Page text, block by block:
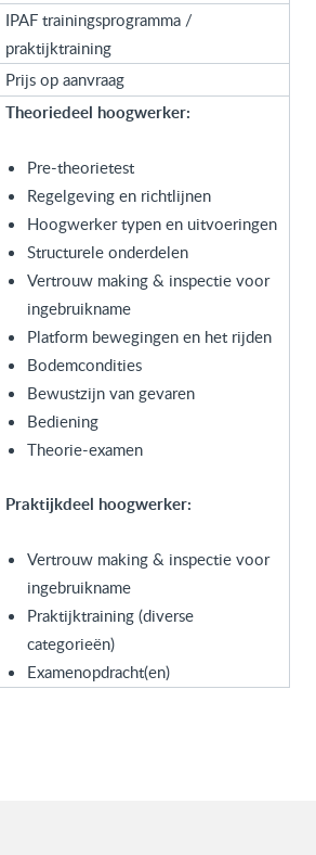
IPAF trainingsprogramma /
praktijktraining
Prijs op aanvraag
Theoriedeel hoogwerker:
Pre-theorietest
Regelgeving en richtlijnen
Hoogwerker typen en uitvoeringen
Structurele onderdelen
Vertrouw making & inspectie voor
ingebruikname
Platform bewegingen en het rijden
Bodemcondities
Bewustzijn van gevaren
Bediening
Theorie-examen
Praktijkdeel hoogwerker:
Vertrouw making & inspectie voor
ingebruikname
Praktijktraining (diverse
categorieën)
Examenopdracht(en)